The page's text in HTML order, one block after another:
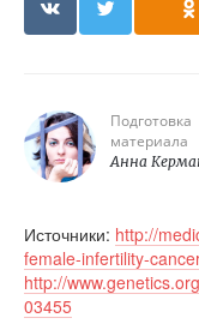
Подготовка
материала
Анна
Источники: http://
female-infertility-
http://
03455